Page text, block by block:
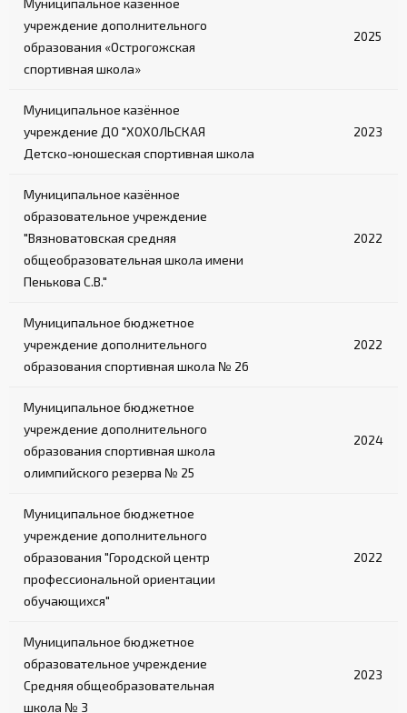
Муниципальное казённое
учреждение дополнительного
образования «Острогожская
спортивная школа»
2025
Муниципальное казённое
учреждение ДО "ХОХОЛЬСКАЯ
Детско-юношеская спортивная школа
2023
Муниципальное казённое
образовательное учреждение
"Вязноватовская средняя
общеобразовательная школа имени
Пенькова С.В."
2022
Муниципальное бюджетное
учреждение дополнительного
образования спортивная школа № 26
2022
Муниципальное бюджетное
учреждение дополнительного
образования спортивная школа
олимпийского резерва № 25
2024
Муниципальное бюджетное
учреждение дополнительного
образования "Городской центр
профессиональной ориентации
обучающихся"
2022
Муниципальное бюджетное
образовательное учреждение
Средняя общеобразовательная
школа № 3
2023